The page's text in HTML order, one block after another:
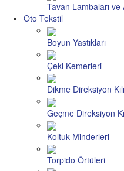
Tavan Lambaları
Oto Tekstil
Boyun Yastıkları
Çeki Kemerleri
Dikme Direksiyon
Geçme Direksiyon
Koltuk Minderleri
Torpido Örtüleri